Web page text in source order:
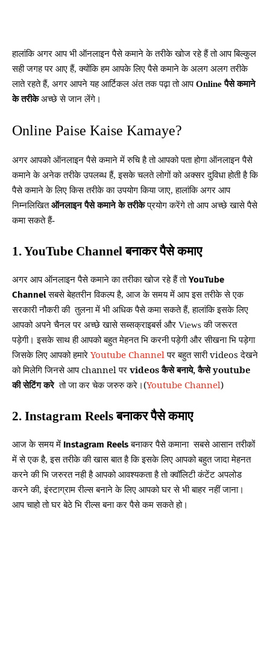
हालांकि अगर आप भी ऑनलाइन पैसे कमाने के तरीके खोज रहे हैं तो आप बिल्कुल
सही जगह पर आए हैं,क्योंकि हम आपके लिए पैसे कमाने के अलग अलग तरीके
लाते रहते हैं, अगर आपने यह आर्टिकल अंत तक पढ़ा तो आप Onlineपैसे कमाने
के तरीके अच्छे से जान लेंगे।
Online Paise Kaise Kamaye?
अगर आपको ऑनलाइन पैसे कमाने में रुचि है तो आपको पता होगा ऑनलाइन पैसे
कमाने के अनेक तरीके उपलब्ध हैं,इसके चलते लोगों को अक्सर दुविधा होती है कि
पैसे कमाने के लिए किस तरीके का उपयोग किया जाए,हालांकि अगर आप
निम्नलिखित ऑनलाइन पैसे कमाने के तरीके प्रयोग करेंगे तो आप अच्छे खासे पैसे
कमा सकते हैं-
1. YouTube Channelबनाकरपैसेकमाए
अगर आप ऑनलाइन पैसे कमाने का तरीका खोज रहे हैं तो YouTube
Channel सबसे बेहतरीन विकल्प है, आज के समय में आप इस तरीके से एक
सरकारी नौकरी की तुलना में भी अधिक पैसे कमा सकते हैं,हालांकि इसके लिए
आपको अपने चैनल पर अच्छे खासे सब्सक्राइबर्स और Viewsकी जरूरत
पड़ेगी। इसके साथ ही आपको बहुत मेहनत भि करनी पड़ेगी और सीखना भि पड़ेगा
जिसके लिए आपको हमारे Youtube Channel पर बहुत सारी videos देखने
को मिलेगि जिनसे आप channel पर videos कैसे बनाये, कैसे youtube
की सेटिंग करे तो जा कर चेक जरुरु करे ।(Youtube Channel)
2. Instagram Reelsबनाकरपैसेकमाए
आज के समय में Instagram Reels बनाकर पैसे कमाना सबसे आसान तरीकों
में से एक है,इस तरीके की खास बात है कि इसके लिए आपको बहुत जादा मेहनत
करने की भि जरुरत नही हैआपको आवश्यकता है तो क्वॉलिटी कंटेंट अपलोड
करने की,इंस्टाग्राम रील्स बनाने के लिए आपको घर से भी बाहर नहीं जाना।
आप चाहो तो घर बेठे भि रील्स बना कर पैसे कम सकते हो।